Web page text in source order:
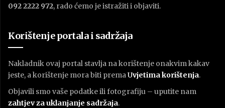
092 2222 972, rado ćemo je istražiti i objaviti.
Korištenje portala i sadržaja
Nakladnik ovaj portal stavlja na korištenje onakvim kakav
jeste, a korištenje mora biti premaUvjetima korištenja.
Objavili smo vaše podatke ili fotografiju – uputite nam
zahtjev za uklanjanje sadržaja.